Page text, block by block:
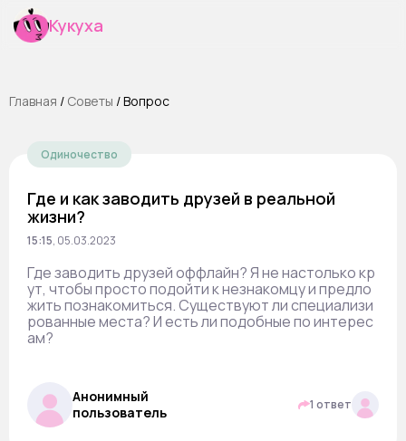
Кукуха
Главная / Cоветы /Вопрос
Одиночество
Где и как заводить друзей в реальной
жизни?
15:15, 05.03.2023
Где заводить друзей оффлайн? Я не настолько кр
ут, чтобы просто подойти к незнакомцу и предло
жить познакомиться. Существуют ли специализи
рованные места? И есть ли подобные по интерес
ам?
Анонимный
пользователь
1 ответ